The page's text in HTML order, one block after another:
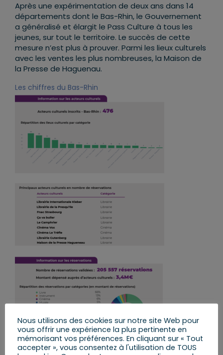
Après une expérimentation de deux ans dans 14
départements dont le Bas-Rhin, le Gouvernement
a généralisé et élargit le Pass Culture à tous les
jeunes, sur tout le territoire. Le succès de cette
mesure n’est plus à prouver. Parmi les lieux culturels
avec les ventes les plus nombreuses, la Maison de
la Presse de Haguenau.
Les chiffres du Bas-Rhin
Nous utilisons des cookies sur notre site Web pour
vous offrir une expérience la plus pertinente en
mémorisant vos préférences. En cliquant sur « Tout
accepter », vous consentez à l'utilisation de TOUS